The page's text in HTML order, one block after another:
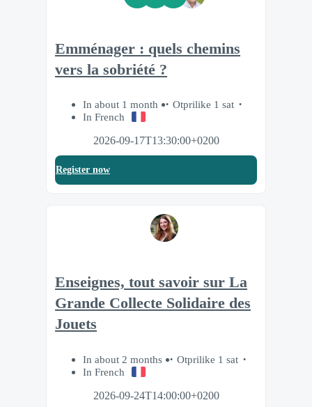
Emménager : quels chemins
vers la sobriété ?
In about 1 month
Otprilike 1 sat
In French
2026-09-17T13:30:00+0200
Register now
Enseignes, tout savoir sur La
Grande Collecte Solidaire des
Jouets
In about 2 months
Otprilike 1 sat
In French
2026-09-24T14:00:00+0200